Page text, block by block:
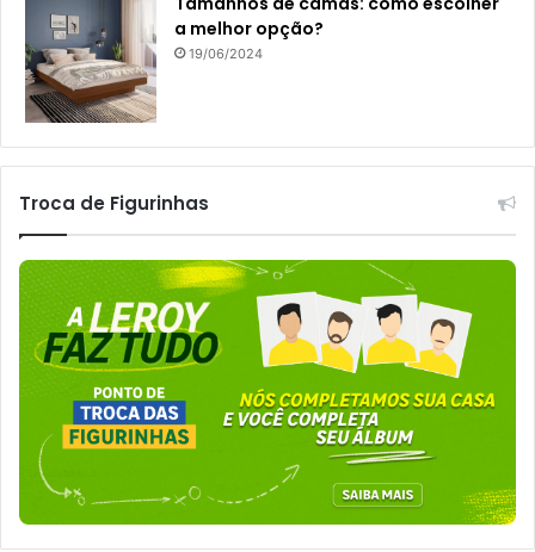
a melhor opção?
19/06/2024
Troca de Figurinhas